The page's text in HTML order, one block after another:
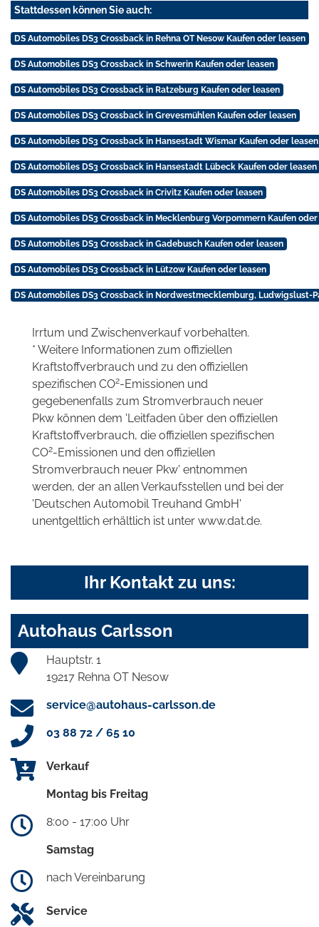
Stattdessen können Sie auch:
DS Automobiles DS3 Crossback in Rehna OT Nesow Kaufen oder leasen
DS Automobiles DS3 Crossback in Schwerin Kaufen oder leasen
DS Automobiles DS3 Crossback in Ratzeburg Kaufen oder leasen
DS Automobiles DS3 Crossback in Grevesmühlen Kaufen oder leasen
DS Automobiles DS3 Crossback in Hansestadt Wismar Kaufen oder leasen
DS Automobiles DS3 Crossback in Hansestadt Lübeck Kaufen oder leasen
DS Automobiles DS3 Crossback in Crivitz Kaufen oder leasen
DS Automobiles DS3 Crossback in Mecklenburg Vorpommern Kaufen
DS Automobiles DS3 Crossback in Gadebusch Kaufen oder leasen
DS Automobiles DS3 Crossback in Lützow Kaufen oder leasen
DS Automobiles DS3 Crossback in Nordwestmecklemburg, Ludwigslust-
Irrtum und Zwischenverkauf vorbehalten.
* Weitere Informationen zum offiziellen
Kraftstoffverbrauch und zu den offiziellen
spezifischen CO2-Emissionen und
gegebenenfalls zum Stromverbrauch neuer
Pkw können dem 'Leitfaden über den offiziellen
Kraftstoffverbrauch, die offiziellen spezifischen
CO2-Emissionen und den offiziellen
Stromverbrauch neuer Pkw' entnommen
werden, der an allen Verkaufsstellen und bei der
'Deutschen Automobil Treuhand GmbH'
unentgeltlich erhältlich ist unter www.dat.de.
Ihr Kontakt zu uns:
Autohaus Carlsson
Hauptstr. 1
19217 Rehna OT Nesow
service@autohaus-carlsson.de
03 88 72 / 65 10
Verkauf
Montag bis Freitag
8:00 - 17:00 Uhr
Samstag
nach Vereinbarung
Service